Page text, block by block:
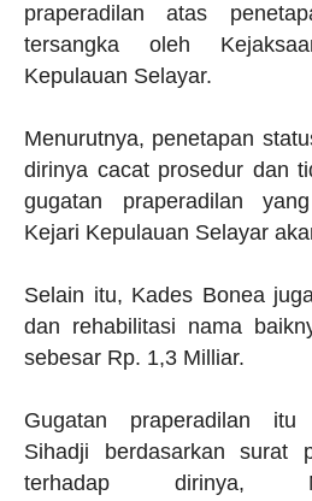
praperadilan atas
tersangka oleh
Kepulauan Selayar.
Menurutnya, penetapan
dirinya cacat prosedur dan
gugatan praperadilan
Kejari Kepulauan Selayar
Selain itu, Kades Bonea
dan rehabilitasi nama
sebesar Rp. 1,3 Milliar.
Gugatan praperadilan itu
Sihadji berdasarkan surat
terhadap dirinya,